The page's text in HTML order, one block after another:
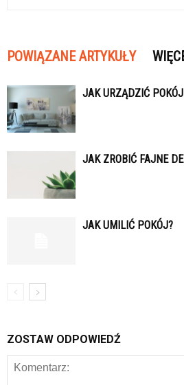
POWIĄZANE ARTYKUŁY
JAK URZĄDZIĆ
JAK ZROBIĆ FAJNE
JAK UMILIĆ POKÓJ?
ZOSTAW ODPOWIEDŹ